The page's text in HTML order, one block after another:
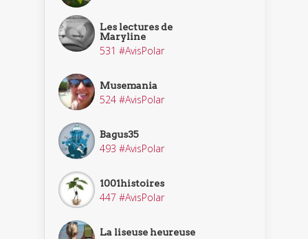
Les lectures de
Maryline
531 #AvisPolar
Musemania
524 #AvisPolar
Bagus35
493 #AvisPolar
1001histoires
447 #AvisPolar
La liseuse heureuse